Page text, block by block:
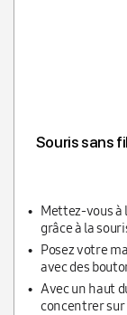
Souris sans
Mettez-vous à
grâce à la
adaptée aux
Posez votre
avec des
travailler
possède
Avec un haut
concentrer sur